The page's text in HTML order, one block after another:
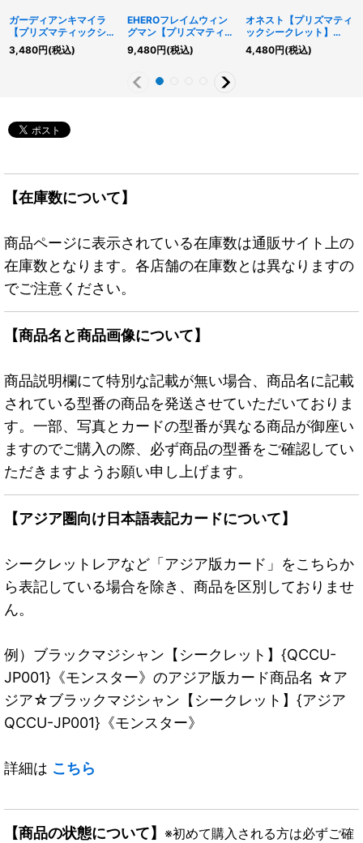
ガーディアンキマイラ
【プリズマティックシー
クレット】{BACH-
JP040}《融合》
3,480円(税込)
EHEROフレイムウィン
グマン【プリズマティッ
クシークレット】
{POTE-JPS01}《融合》
9,480円(税込)
オネスト【プリズマティ
ックシークレット】
{LIOV-JPS01}《モンス
ター》
4,480円(税込)
【在庫数について】
商品ページに表示されている在庫数は通販サイト上の
在庫数となります。各店舗の在庫数とは異なりますの
でご注意ください。
【商品名と商品画像について】
商品説明欄にて特別な記載が無い場合、商品名に記載
されている型番の商品を発送させていただいておりま
す。一部、写真とカードの型番が異なる商品が御座い
ますのでご購入の際、必ず商品の型番をご確認してい
ただきますようお願い申し上げます。
【アジア圏向け日本語表記カードについて】
シークレットレアなど「アジア版カード」をこちらか
ら表記している場合を除き、商品を区別しておりませ
ん。
例）ブラックマジシャン【シークレット】{QCCU-
JP001}《モンスター》のアジア版カード商品名 ☆ア
ジア☆ブラックマジシャン【シークレット】{アジア
QCCU-JP001}《モンスター》
詳細は こちら
【商品の状態について】 ※初めて購入される方は必ずご確